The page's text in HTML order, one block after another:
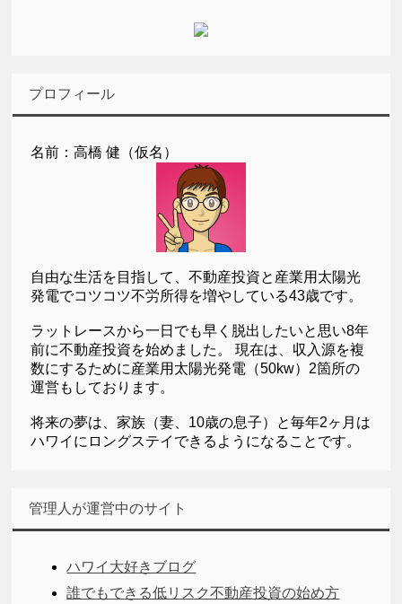
プロフィール
名前：高橋 健（仮名）
自由な生活を目指して、不動産投資と産業用太陽光
発電でコツコツ不労所得を増やしている43歳です。
ラットレースから一日でも早く脱出したいと思い8年
前に不動産投資を始めました。 現在は、収入源を複
数にするために産業用太陽光発電（50kw）2箇所の
運営もしております。
将来の夢は、家族（妻、10歳の息子）と毎年2ヶ月は
ハワイにロングステイできるようになることです。
管理人が運営中のサイト
ハワイ大好きブログ
誰でもできる低リスク不動産投資の始め方